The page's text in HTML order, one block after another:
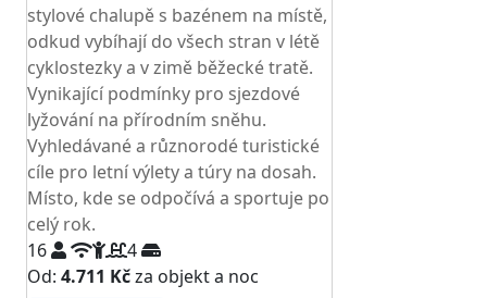
stylové chalupě s bazénem na místě,
odkud vybíhají do všech stran v létě
cyklostezky a v zimě běžecké tratě.
Vynikající podmínky pro sjezdové
lyžování na přírodním sněhu.
Vyhledávané a různorodé turistické
cíle pro letní výlety a túry na dosah.
Místo, kde se odpočívá a sportuje po
celý rok.
16
4
Od: 4.711 Kčza objekt a noc